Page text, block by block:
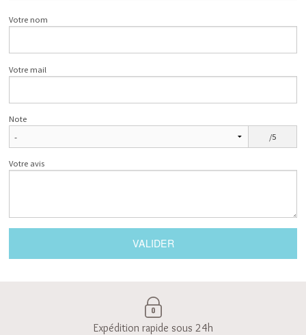
Votre nom
Votre mail
Note
/5
Votre avis
Expédition rapide sous 24h